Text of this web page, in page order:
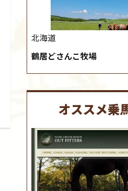
北海道
鶴居どさんこ牧場
オススメ乗